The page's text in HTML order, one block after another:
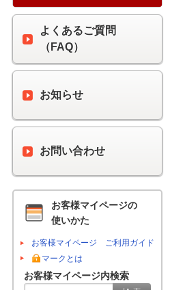
よくあるご質問
（FAQ）
お知らせ
お問い合わせ
お客様マイページの
使いかた
お客様マイページ ご利用ガイド
マークとは
お客様マイページ内検索